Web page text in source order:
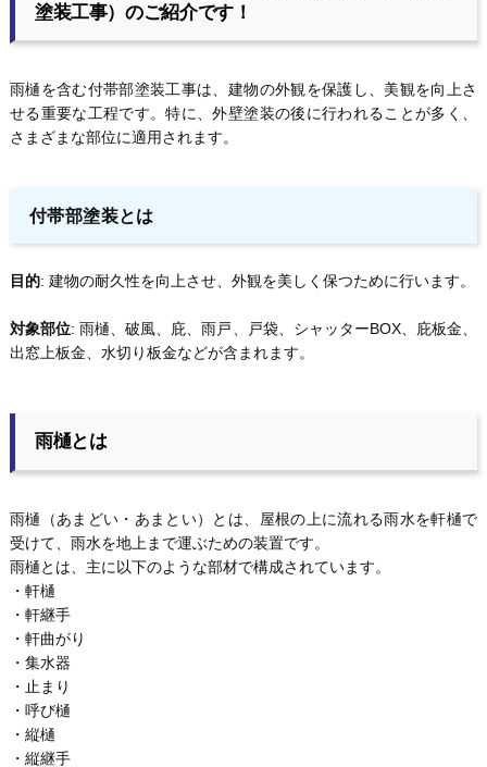
塗装工事）のご紹介です！
雨樋を含む付帯部塗装工事は、建物の外観を保護し、美観を向上さ
せる重要な工程です。特に、外壁塗装の後に行われることが多く、
さまざまな部位に適用されます。
付帯部塗装とは
目的: 建物の耐久性を向上させ、外観を美しく保つために行います。
対象部位: 雨樋、破風、庇、雨戸、戸袋、シャッターBOX、庇板金、
出窓上板金、水切り板金などが含まれます。
雨樋とは
雨樋（あまどい・あまとい）とは、屋根の上に流れる雨水を軒樋で
受けて、雨水を地上まで運ぶための装置です。
雨樋とは、主に以下のような部材で構成されています。
・軒樋
・軒継手
・軒曲がり
・集水器
・止まり
・呼び樋
・縦樋
・縦継手